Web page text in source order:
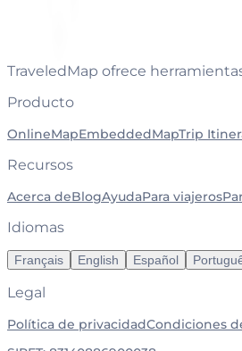
TraveledMap ofrece
Producto
OnlineMapEmbeddedMapTrip
Recursos
Acerca deBlogAyudaPara viajeros
Idiomas
Français English Español
Legal
Política de privacidadCondiciones